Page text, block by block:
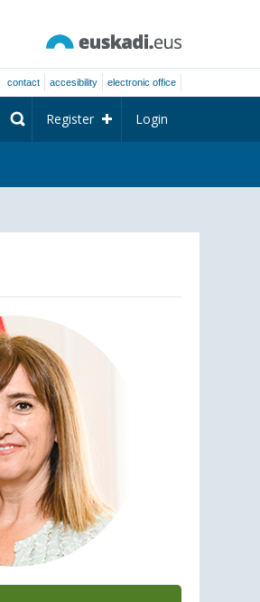
contact accesibility electronic office
Register Login